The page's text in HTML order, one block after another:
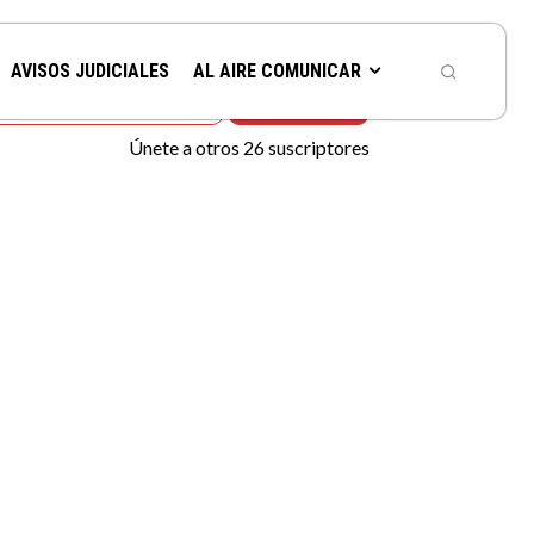
AVISOS JUDICIALES AL AIRE COMUNICAR
Únete a otros 26 suscriptores